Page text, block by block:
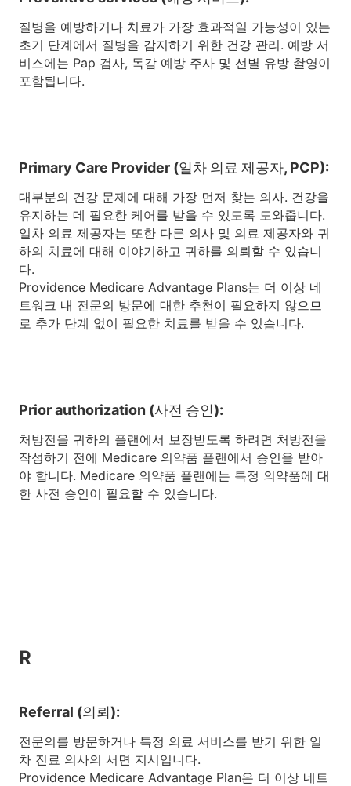
질병을 예방하거나 치료가 가장 효과적일 가능성이 있는
초기 단계에서 질병을 감지하기 위한 건강 관리. 예방 서
비스에는 Pap 검사, 독감 예방 주사 및 선별 유방 촬영이
포함됩니다.
Primary Care Provider (일차 의료 제공자, PCP):
대부분의 건강 문제에 대해 가장 먼저 찾는 의사. 건강을
유지하는 데 필요한 케어를 받을 수 있도록 도와줍니다.
일차 의료 제공자는 또한 다른 의사 및 의료 제공자와 귀
하의 치료에 대해 이야기하고 귀하를 의뢰할 수 있습니
다.
Providence Medicare Advantage Plans는 더 이상 네
트워크 내 전문의 방문에 대한 추천이 필요하지 않으므
로 추가 단계 없이 필요한 치료를 받을 수 있습니다.
Prior authorization (사전 승인):
처방전을 귀하의 플랜에서 보장받도록 하려면 처방전을
작성하기 전에 Medicare 의약품 플랜에서 승인을 받아
야 합니다. Medicare 의약품 플랜에는 특정 의약품에 대
한 사전 승인이 필요할 수 있습니다.
R
Referral (의뢰):
전문의를 방문하거나 특정 의료 서비스를 받기 위한 일
차 진료 의사의 서면 지시입니다.
Providence Medicare Advantage Plan은 더 이상 네트